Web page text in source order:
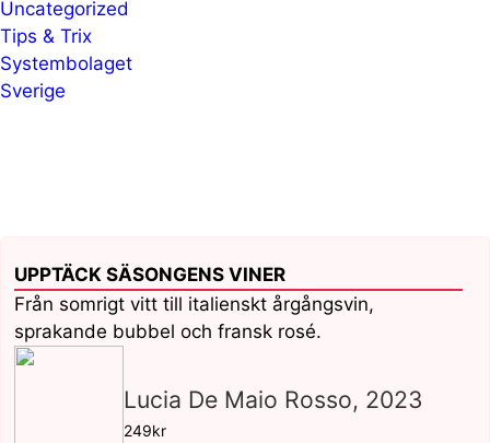
Uncategorized
Tips & Trix
Systembolaget
Sverige
UPPTÄCK SÄSONGENS VINER
Från somrigt vitt till italienskt årgångsvin,
sprakande bubbel och fransk rosé.
Lucia De Maio Rosso, 2023
249kr